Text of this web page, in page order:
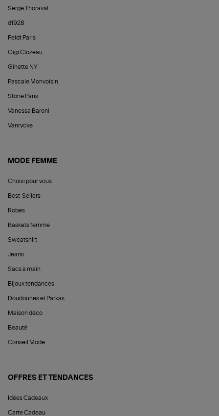
Serge Thoraval
d1928
Feidt Paris
Gigi Clozeau
Ginette NY
Pascale Monvoisin
Stone Paris
Vanessa Baroni
Vanrycke
MODE FEMME
Choisi pour vous
Best-Sellers
Robes
Baskets femme
Sweatshirt
Jeans
Sacs à main
Bijoux tendances
Doudounes et Parkas
Maison déco
Beauté
Conseil Mode
OFFRES ET TENDANCES
Idées Cadeaux
Carte Cadeau